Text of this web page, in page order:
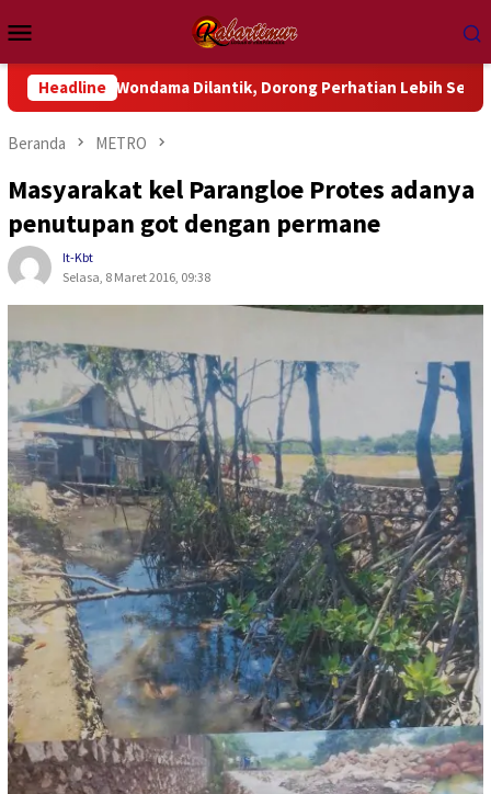
ke
kontenMobile
Headline
Wondama Dilantik, Dorong Perhatian Lebih Serius Terhadap
Beranda METRO
Masyarakat kel Parangloe Protes adanya
penutupan got dengan permane
It-Kbt
Selasa, 8 Maret 2016, 09:38